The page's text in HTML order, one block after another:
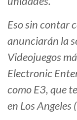
Eso sin contar
anunciarán la
Videojuegos
Electronic
como E3, que
en Los Angeles